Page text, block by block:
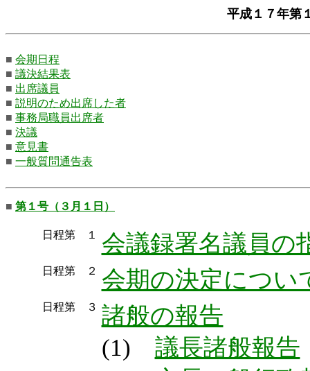
平成１７年第
■ 会期日程
■ 議決結果表
■ 出席議員
■ 説明のため出席した者
■ 事務局職員出席者
■ 決議
■ 意見書
■ 一般質問通告表
■ 第１号（３月１日）
日程第 １ 会議録署名議員の
日程第 ２ 会期の決定につい
日程第 ３ 諸般の報告
(1) 議長諸般報告